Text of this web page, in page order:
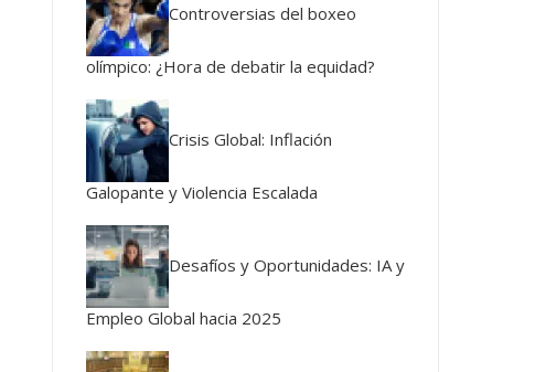
Controversias del boxeo
olímpico: ¿Hora de debatir la equidad?
Crisis Global: Inflación
Galopante y Violencia Escalada
Desafíos y Oportunidades: IA y
Empleo Global hacia 2025